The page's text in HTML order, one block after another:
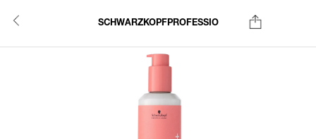
SCHWARZKOPFPROFESSIO